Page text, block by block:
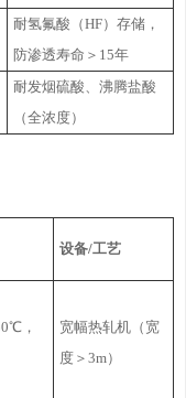
耐氢氟酸（HF）存储，
防渗透寿命＞15年
耐发烟硫酸、沸腾盐酸
（全浓度）
设备/工艺
，
宽幅热轧机（宽
度＞3m）